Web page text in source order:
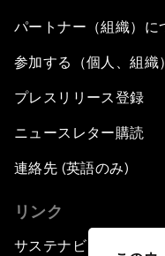
パートナー（組織）に
参加する（個人、組織）
プレスリリース登録
ニュースレター購読
連絡先 (英語のみ)
リンク
サステナビリティへの